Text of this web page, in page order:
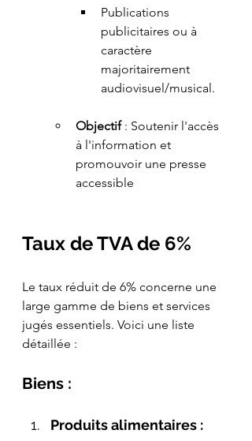
Publications
publicitaires ou à
caractère
majoritairement
audiovisuel/musical.
Objectif : Soutenir l'accès
à l'information et
promouvoir une presse
accessible​
Taux de TVA de 6%
Le taux réduit de 6% concerne une
large gamme de biens et services
jugés essentiels. Voici une liste
détaillée :
Biens :
Produits alimentaires :